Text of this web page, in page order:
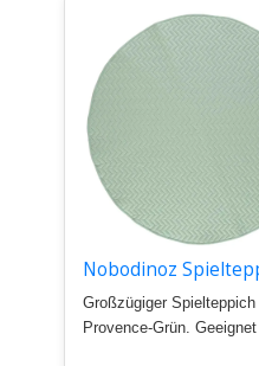
Nobodinoz
Großzügiger
Provence-Grün.